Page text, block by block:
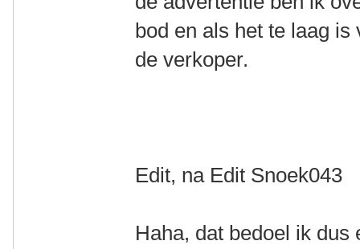
bod en als het te laag
de verkoper.
Edit, na Edit Snoek043
Haha, dat bedoel ik